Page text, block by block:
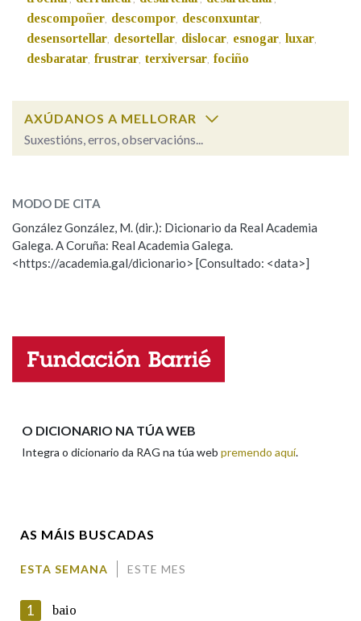
OUTRAS OPCIÓNS DE BUSCA
Pertence a
descompoñer, descompor, desconxuntar,
desensortellar, desortellar, dislocar, esnogar, luxar,
desbaratar, frustrar, terxiversar, fociño
AXÚDANOS A MELLORAR
Suxestións, erros, observacións...
ESCOLLE UNHA OPCIÓN:
Observación Hai un erro na palabra
Propoño mellorar a definición
Nome
MODO DE CITA
González González, M. (dir.): Dicionario da Real Academia
Galega. A Coruña: Real Academia Galega.
<https://academia.gal/dicionario> [Consultado: <data>]
O DICIONARIO NA TÚA WEB
Integra o dicionario da RAG na túa web premendo aquí.
AS MÁIS BUSCADAS
ESTA SEMANA ESTE MES
1 baio